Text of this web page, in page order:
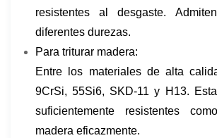
resistentes al desgaste.
diferentes durezas.
Para triturar madera:
Entre los materiales de alta
9CrSi, 55Si6, SKD-11 y H13.
suficientemente resistentes
madera eficazmente.